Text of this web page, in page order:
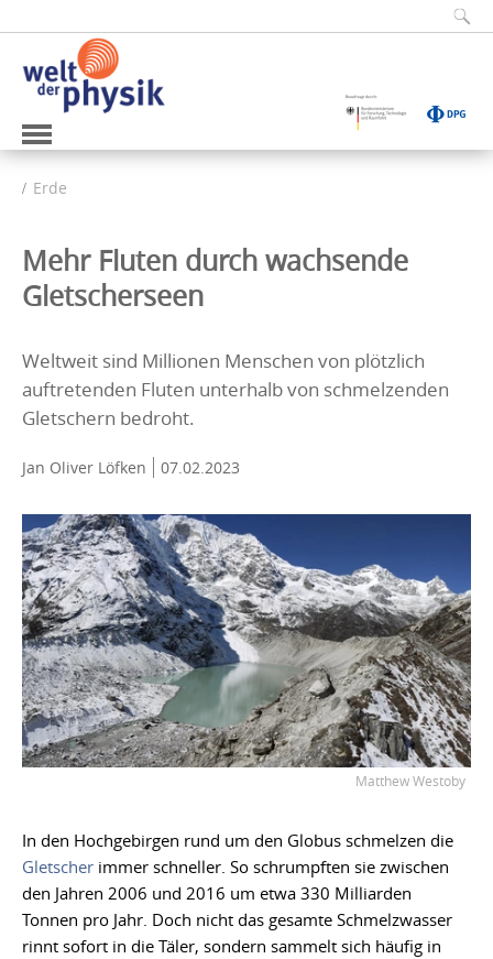
Erde
Mehr Fluten durch wachsende
Gletscherseen
Weltweit sind Millionen Menschen von plötzlich
auftretenden Fluten unterhalb von schmelzenden
Gletschern bedroht.
Jan Oliver Löfken 07.02.2023
Matthew Westoby
In den Hochgebirgen rund um den Globus schmelzen die
Gletscher immer schneller. So schrumpften sie zwischen
den Jahren 2006 und 2016 um etwa 330 Milliarden
Tonnen pro Jahr. Doch nicht das gesamte Schmelzwasser
rinnt sofort in die Täler, sondern sammelt sich häufig in